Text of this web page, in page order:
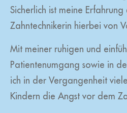
Sicherlich ist meine
Zahntechnikerin hierbei von
Mit meiner ruhigen und
Patientenumgang sowie in
ich in der Vergangenheit
Kindern die Angst vor dem